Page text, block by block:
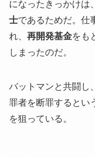
になったきっかけは
士であるためだ。仕
れ、 再開発基金をも
しまったのだ。
バットマンと共闘し
罪者を断罪するとい
を狙っている。